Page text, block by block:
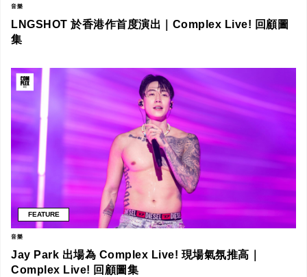
音樂
LNGSHOT 於香港作首度演出｜Complex Live! 回顧圖
集
FEATURE
音樂
Jay Park 出場為 Complex Live! 現場氣氛推高｜
Complex Live! 回顧圖集